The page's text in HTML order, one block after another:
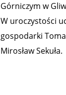
Górniczym w
W uroczystości
gospodarki
Mirosław Sekuła.